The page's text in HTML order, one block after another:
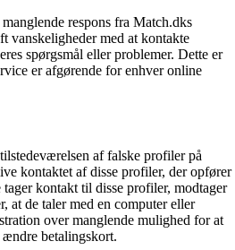
respons fra Match.dks
vanskeligheder med at kontakte
spørgsmål eller problemer. Dette er
er afgørende for enhver online
af falske profiler på
kontaktet af disse profiler, der opfører
kontakt til disse profiler, modtager
at de taler med en computer eller
over manglende mulighed for at
betalingskort.